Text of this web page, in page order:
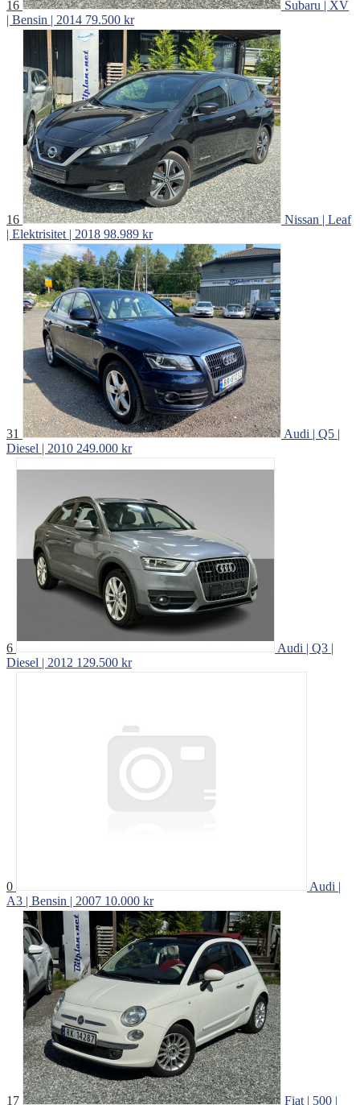
16
Subaru | XV
| Bensin | 2014 79.500 kr
16
Nissan | Leaf
| Elektrisitet | 2018 98.989 kr
31
Audi | Q5 |
Diesel | 2010 249.000 kr
6
Audi | Q3 |
Diesel | 2012 129.500 kr
0
Audi |
A3 | Bensin | 2007 10.000 kr
17 Fiat | 500 |